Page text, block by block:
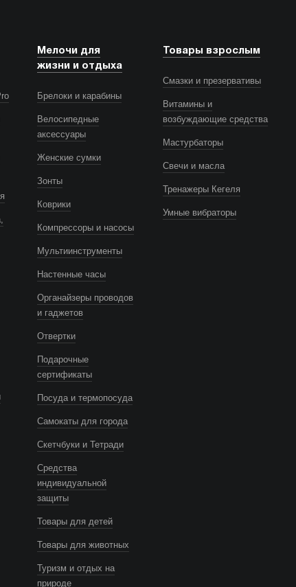
Мелочи для
жизни и отдыха
Брелоки и карабины
Велосипедные
аксессуары
Женские сумки
Зонты
Коврики
Компрессоры и насосы
Мультиинструменты
Настенные часы
Органайзеры проводов
и гаджетов
Отвертки
Подарочные
сертификаты
Посуда и термопосуда
Самокаты для города
Скетчбуки и Тетради
Средства
индивидуальной
защиты
Товары для детей
Товары для животных
Туризм и отдых на
природе
Товары взрослым
Смазки и презервативы
Витамины и
возбуждающие средства
Мастурбаторы
Свечи и масла
Тренажеры Кегеля
Умные вибраторы